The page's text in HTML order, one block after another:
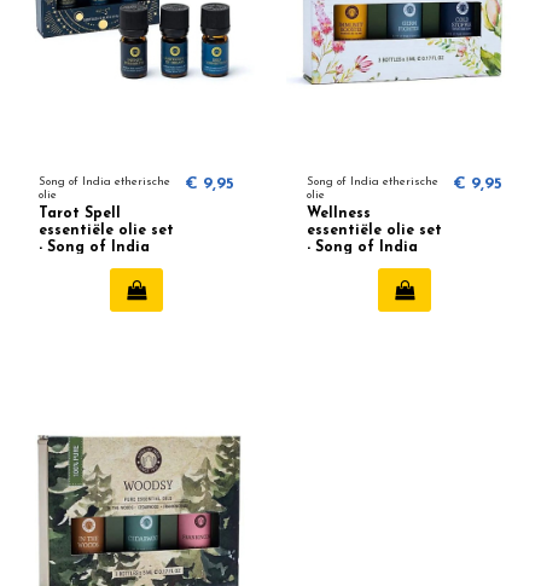
Song of India etherische
olie
Tarot Spell
essentiële olie set
- Song of India
€ 9,95
Song of India etherische
olie
Wellness
essentiële olie set
- Song of India
€ 9,95